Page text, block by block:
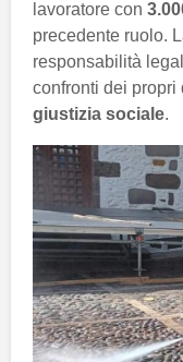
lavoratore con
precedente ruolo.
responsabilità
confronti dei propri
giustizia sociale.